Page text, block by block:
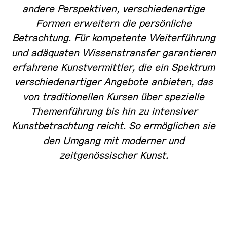
andere Perspektiven, verschiedenartige
Formen erweitern die persönliche
Betrachtung. Für kompetente Weiterführung
und adäquaten Wissenstransfer garantieren
erfahrene Kunstvermittler, die ein Spektrum
verschiedenartiger Angebote anbieten, das
von traditionellen Kursen über spezielle
Themenführung bis hin zu intensiver
Kunstbetrachtung reicht. So ermöglichen sie
den Umgang mit moderner und
zeitgenössischer Kunst.